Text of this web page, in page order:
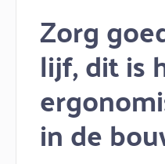
Zorg
lijf, dit is
in de